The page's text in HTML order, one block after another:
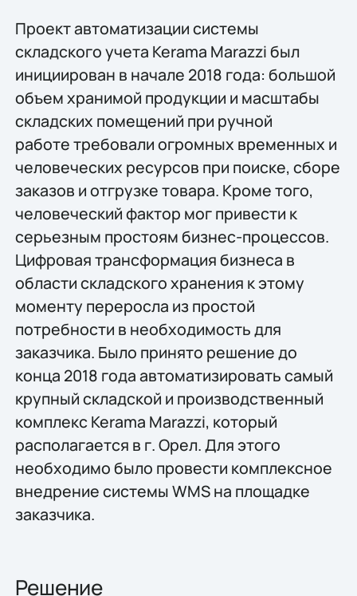
Проект автоматизации системы
складского учета Kerama Marazzi был
инициирован в начале 2018 года: большой
объем хранимой продукции и масштабы
складских помещений при ручной
работе требовали огромных временных и
человеческих ресурсов при поиске, сборе
заказов и отгрузке товара. Кроме того,
человеческий фактор мог привести к
серьезным простоям бизнес-процессов.
Цифровая трансформация бизнеса в
области складского хранения к этому
моменту переросла из простой
потребности в необходимость для
заказчика. Было принято решение до
конца 2018 года автоматизировать самый
крупный складской и производственный
комплекс Kerama Marazzi, который
располагается в г. Орел. Для этого
необходимо было провести комплексное
внедрение системы WMS на площадке
заказчика.
Решение